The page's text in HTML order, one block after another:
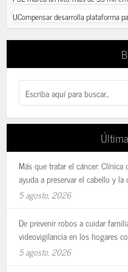
UCompensar desarrolla plataforma
Más que tratar el cáncer:
ayuda a preservar el cabello y
5 agosto, 2026
De prevenir robos a cuidar
videovigilancia en los hogares
5 agosto, 2026